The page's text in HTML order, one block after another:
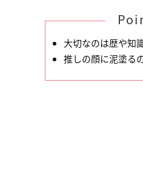
大切なのは歴や知
推しの顔に泥塗る